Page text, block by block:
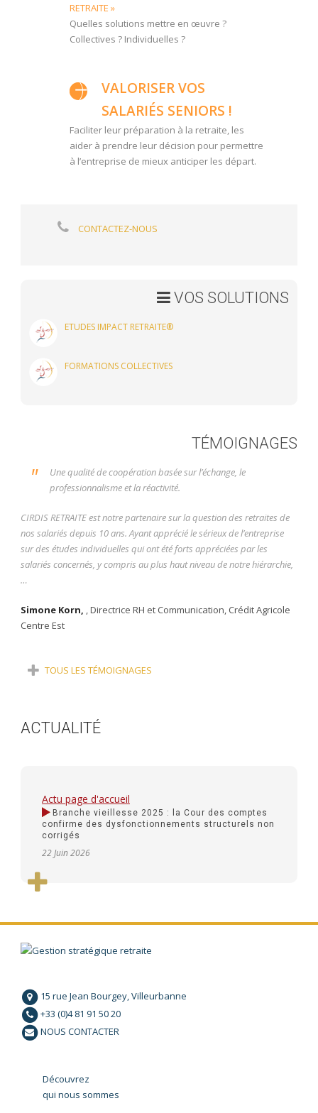
RETRAITE »
Quelles solutions mettre en œuvre ?
Collectives ? Individuelles ?
VALORISER VOS
SALARIÉS SENIORS !
Faciliter leur préparation à la retraite, les
aider à prendre leur décision pour permettre
à l’entreprise de mieux anticiper les départ.
CONTACTEZ-NOUS
VOS SOLUTIONS
ETUDES IMPACT RETRAITE®
FORMATIONS COLLECTIVES
TÉMOIGNAGES
"
Une qualité de coopération basée sur l’échange, le
professionnalisme et la réactivité.
CIRDIS RETRAITE est notre partenaire sur la question des retraites de
nos salariés depuis 10 ans. Ayant apprécié le sérieux de l’entreprise
sur des études individuelles qui ont été forts appréciées par les
salariés concernés, y compris au plus haut niveau de notre hiérarchie,
…
Simone Korn, ,Directrice RH et Communication, Crédit Agricole
Centre Est
TOUS LES TÉMOIGNAGES
ACTUALITÉ
Actu page d'accueil
Branche vieillesse 2025 : la Cour des comptes
confirme des dysfonctionnements structurels non
corrigés
22 Juin 2026
15 rue Jean Bourgey, Villeurbanne
+33 (0)4 81 91 50 20
NOUS CONTACTER
Découvrez
qui nous sommes